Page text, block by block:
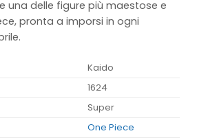
una delle figure più maestose e
pronta a imporsi in ogni
Kaido
1624
Super
One Piece